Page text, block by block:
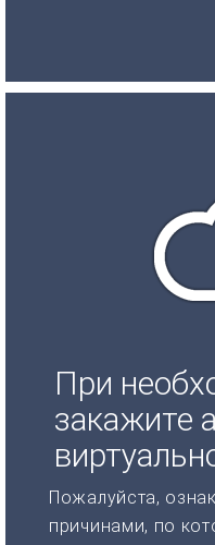
При
закажите
Пожалуйста,
причинами, по